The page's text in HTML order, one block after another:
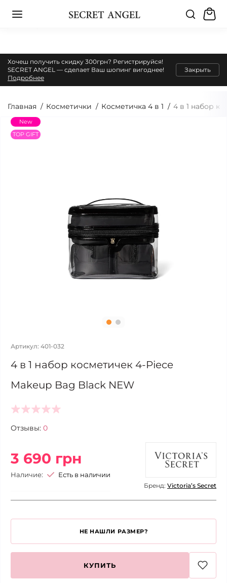
Хочеш получить скидку 300грн? Регистрируйся!
SECRET ANGEL — сделает Ваш шопинг вигоднее!
Подробнее
Закрыть
Главная Косметички Косметичка 4 в 1 4 в 1 набор
New
TOP GIFT
Артикул: 401-032
4 в 1 набор косметичек 4-Piece
Makeup Bag Black NEW
Отзывы: 0
3 690 грн
Наличие: Есть в наличии
Бренд: Victoria’s Secret
НЕ НАШЛИ РАЗМЕР?
КУПИТЬ